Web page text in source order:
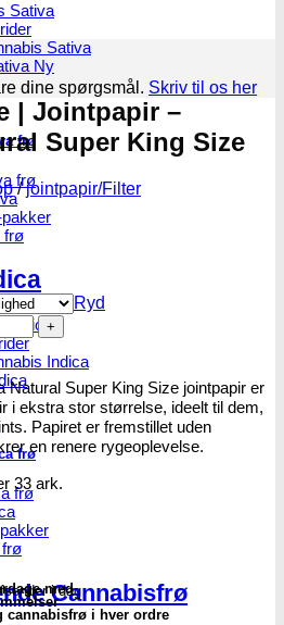
Sativa
Sativa
frø
frø
frø
Indica
Indica
frø
frø
Cannabisfrø
dine spørgsmål. Skriv til os her
| Jointpapir –
Super King Size
/ jointpapir/Filter
Ryd
Natural Super King Size jointpapir er
i ekstra stor størrelse, ideelt til dem,
Papiret er fremstillet uden
en renere rygeoplevelse.
33 ark.
i dag
med
cannabisfrø i hver ordre